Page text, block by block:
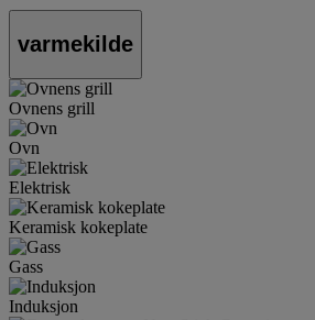
varmekilde
Ovnens grill
Ovn
Elektrisk
Keramisk kokeplate
Gass
Induksjon